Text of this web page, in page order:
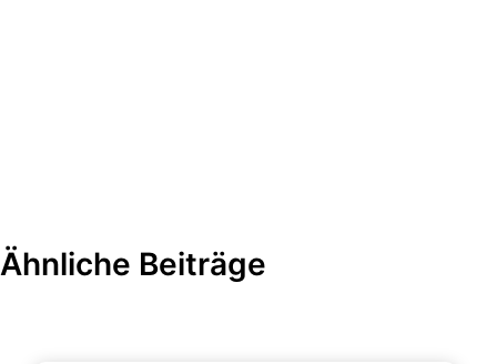
Ähnliche Beiträge